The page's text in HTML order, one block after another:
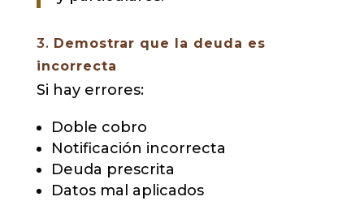
3. Demostrar que la deuda es
incorrecta
Si hay errores:
Doble cobro
Notificación incorrecta
Deuda prescrita
Datos mal aplicados